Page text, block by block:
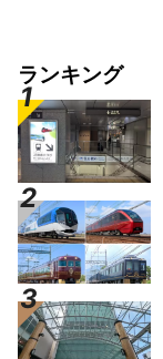
ランキング